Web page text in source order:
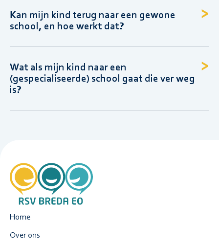
Kan mijn kind terug naar een gewone
school, en hoe werkt dat?
Wat als mijn kind naar een
(gespecialiseerde) school gaat die ver weg
is?
Home
Over ons